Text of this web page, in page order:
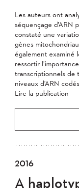
Les auteurs ont
séquençage
constaté une
gènes
également examiné
ressortir
transcriptionnels de
niveaux d’ARN
Lire la publication
2016
A